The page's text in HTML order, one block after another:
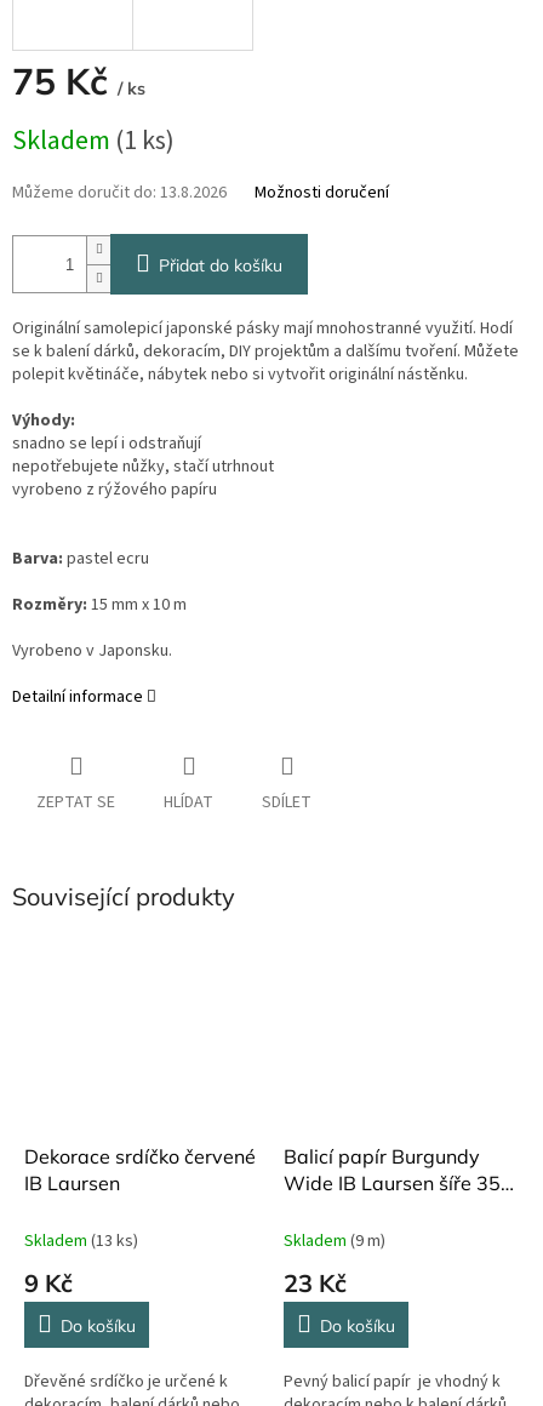
75 Kč / ks
cena:
Skladem (1 ks)
Můžeme doručit do: 13.8.2026 Možnosti doručení
Přidat do košíku
Originální samolepicí japonské pásky mají mnohostranné využití. Hodí
se k balení dárků, dekoracím, DIY projektům a dalšímu tvoření. Můžete
polepit květináče, nábytek nebo si vytvořit originální nástěnku.
Výhody:
snadno se lepí i odstraňují
nepotřebujete nůžky, stačí utrhnout
vyrobeno z rýžového papíru
Barva: pastel ecru
Rozměry: 15 mm x 10 m
Vyrobeno v Japonsku.
Detailní informace
ZEPTAT SE HLÍDAT SDÍLET
Související produkty
Dekorace srdíčko červené
IB Laursen
Skladem (13 ks)
9 Kč
Do košíku
Dřevěné srdíčko je určené k
Balicí papír Burgundy
Wide IB Laursen šíře 35
Skladem (9 m)
23 Kč
Do košíku
Pevný balicí papír je vhodný k